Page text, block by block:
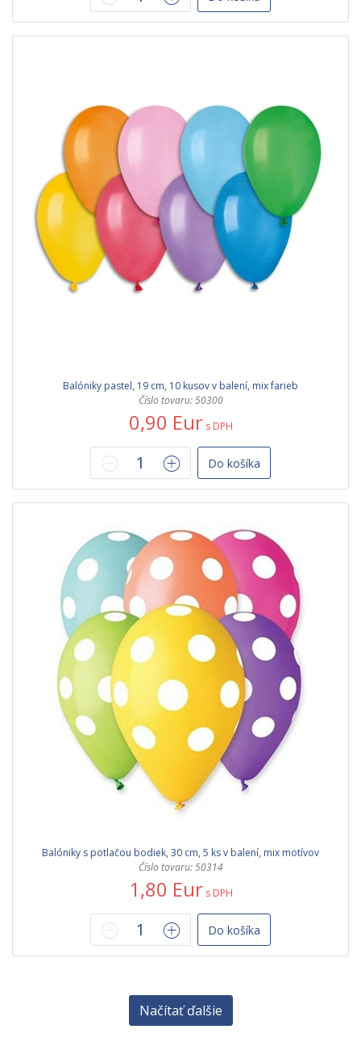
Balóniky pastel, 19 cm, 10 kusov v balení, mix farieb
Číslo tovaru: 50300
0,90 Eur s DPH
Do košíka
Balóniky s potlačou bodiek, 30 cm, 5 ks v balení, mix motívov
Číslo tovaru: 50314
1,80 Eur s DPH
Do košíka
Načítať ďalšie